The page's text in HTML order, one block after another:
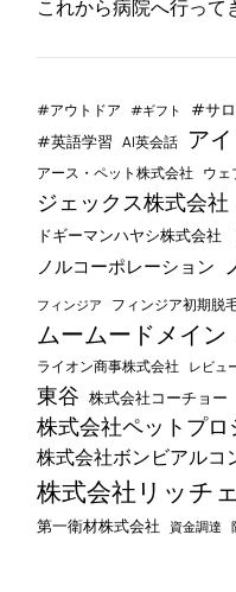
これから病院へ行って
#アウトドア #ギフト #サ
#英語学習 AI英会話 ア
アース・ペット株式会社 ウェ
ジェックス株式会社
ドギーマンハヤシ株式会社
ノルコーポレーション
フィンジア フィンジア初期脱
ムームードメイン
ライオン商事株式会社 レビュ
東谷 株式会社コーチョー
株式会社ペットプロ
株式会社ボンビアルコ
株式会社リッチ
第一衛材株式会社 資金調達